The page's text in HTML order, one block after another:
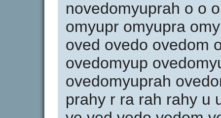
novedomyuprah o o
omyupr omyupra
oved ovedo ovedom
ovedomyup
ovedomyuprah
prahy r ra rah rahy u